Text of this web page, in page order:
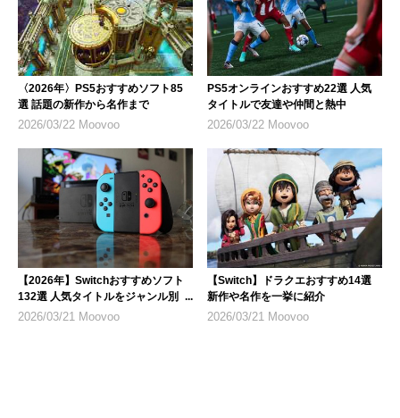
〈2026年〉PS5おすすめソフト85
選 話題の新作から名作まで
2026/03/22 Moovoo
PS5オンラインおすすめ22選 人気
タイトルで友達や仲間と熱中
2026/03/22 Moovoo
【2026年】Switchおすすめソフト
132選 人気タイトルをジャンル別に
紹介
2026/03/21 Moovoo
【Switch】ドラクエおすすめ14選
新作や名作を一挙に紹介
2026/03/21 Moovoo